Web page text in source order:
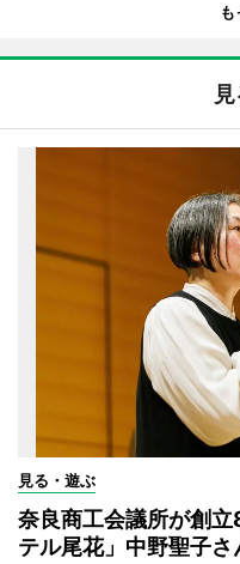
も
見る・遊ぶ
奈良商工会議所が創
テル尾花」中野聖子さ